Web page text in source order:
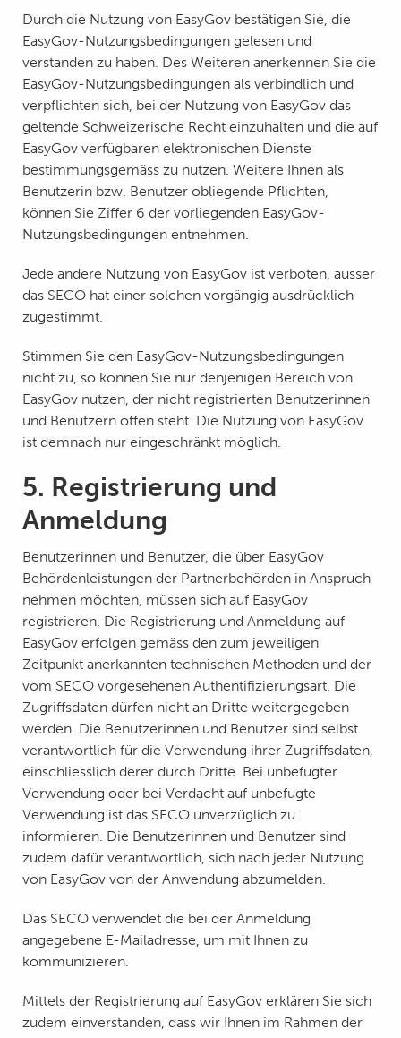
Durch die Nutzung von EasyGov bestätigen Sie, die
EasyGov-Nutzungsbedingungen gelesen und
verstanden zu haben. Des Weiteren anerkennen Sie die
EasyGov-Nutzungsbedingungen als verbindlich und
verpflichten sich, bei der Nutzung von EasyGov das
geltende Schweizerische Recht einzuhalten und die auf
EasyGov verfügbaren elektronischen Dienste
bestimmungsgemäss zu nutzen. Weitere Ihnen als
Benutzerin bzw. Benutzer obliegende Pflichten,
können Sie Ziffer 6 der vorliegenden EasyGov-
Nutzungsbedingungen entnehmen.
Jede andere Nutzung von EasyGov ist verboten, ausser
das SECO hat einer solchen vorgängig ausdrücklich
zugestimmt.
Stimmen Sie den EasyGov-Nutzungsbedingungen
nicht zu, so können Sie nur denjenigen Bereich von
EasyGov nutzen, der nicht registrierten Benutzerinnen
und Benutzern offen steht. Die Nutzung von EasyGov
ist demnach nur eingeschränkt möglich.
5. Registrierung und
Anmeldung
Benutzerinnen und Benutzer, die über EasyGov
Behördenleistungen der Partnerbehörden in Anspruch
nehmen möchten, müssen sich auf EasyGov
registrieren. Die Registrierung und Anmeldung auf
EasyGov erfolgen gemäss den zum jeweiligen
Zeitpunkt anerkannten technischen Methoden und der
vom SECO vorgesehenen Authentifizierungsart. Die
Zugriffsdaten dürfen nicht an Dritte weitergegeben
werden. Die Benutzerinnen und Benutzer sind selbst
verantwortlich für die Verwendung ihrer Zugriffsdaten,
einschliesslich derer durch Dritte. Bei unbefugter
Verwendung oder bei Verdacht auf unbefugte
Verwendung ist das SECO unverzüglich zu
informieren. Die Benutzerinnen und Benutzer sind
zudem dafür verantwortlich, sich nach jeder Nutzung
von EasyGov von der Anwendung abzumelden.
Das SECO verwendet die bei der Anmeldung
angegebene E-Mailadresse, um mit Ihnen zu
kommunizieren.
Mittels der Registrierung auf EasyGov erklären Sie sich
zudem einverstanden, dass wir Ihnen im Rahmen der